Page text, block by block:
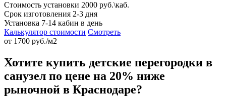
Стоимость установки 2000 руб.\каб.
Срок изготовления 2-3 дня
Установка 7-14 кабин в день
Калькулятор стоимости Смотреть
от 1700 руб./м2
Хотите купить детские перегородки в
санузел по цене на 20% ниже
рыночной в Краснодаре?